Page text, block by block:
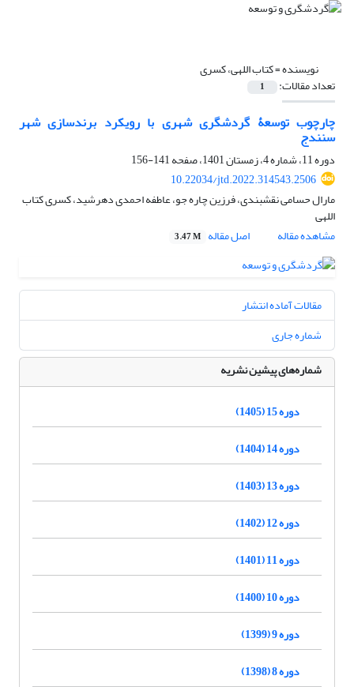
نویسنده =کتاب اللهی، کسری
تعداد مقالات: 1
چارچوب توسعۀ گردشگری شهری با رویکرد برندسازی شهر
سنندج
دوره 11، شماره 4، زمستان 1401، صفحه
141-156
10.22034/jtd.2022.314543.2506
مارال حسامی نقشبندی، فرزین چاره جو، عاطفه احمدی دهرشید، کسری کتاب
اللهی
مشاهده مقاله
اصل مقاله 3.47 M
مقالات آماده انتشار
شماره جاری
شماره‌های پیشین نشریه
دوره 15 (1405)
دوره 14 (1404)
دوره 13 (1403)
دوره 12 (1402)
دوره 11 (1401)
دوره 10 (1400)
دوره 9 (1399)
دوره 8 (1398)